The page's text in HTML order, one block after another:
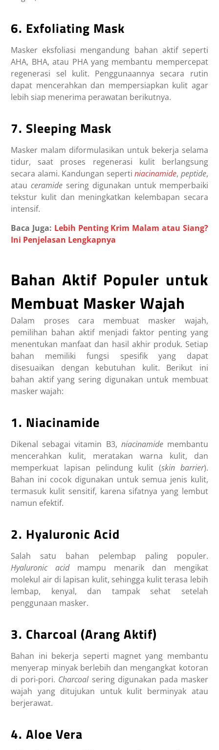
6. Exfoliating Mask
Masker eksfoliasi mengandung bahan aktif seperti
AHA, BHA, atau PHA yang membantu mempercepat
regenerasi sel kulit. Penggunaannya secara rutin
dapat mencerahkan dan mempersiapkan kulit agar
lebih siap menerima perawatan berikutnya.
7. Sleeping Mask
Masker malam diformulasikan untuk bekerja selama
tidur, saat proses regenerasi kulit berlangsung
secara alami. Kandungan sepertiniacinamide, peptide,
atauceramide sering digunakan untuk memperbaiki
tekstur kulit dan meningkatkan kelembapan secara
intensif.
Baca Juga: Lebih Penting Krim Malam atau Siang?
Ini Penjelasan Lengkapnya
Bahan Aktif Populer untuk
Membuat Masker Wajah
Dalam proses cara membuat masker wajah,
pemilihan bahan aktif menjadi faktor penting yang
menentukan manfaat dan hasil akhir produk. Setiap
bahan memiliki fungsi spesifik yang dapat
disesuaikan dengan kebutuhan kulit. Berikut ini
bahan aktif yang sering digunakan untuk membuat
masker wajah:
1. Niacinamide
Dikenal sebagai vitamin B3, niacinamidemembantu
mencerahkan kulit, meratakan warna kulit, dan
memperkuat lapisan pelindung kulit (skin barrier).
Bahan ini cocok digunakan untuk semua jenis kulit,
termasuk kulit sensitif, karena sifatnya yang lembut
namun efektif.
2. Hyaluronic Acid
Salah satu bahan pelembap paling populer.
Hyaluronic acid mampu menarik dan mengikat
molekul air di lapisan kulit, sehingga kulit terasa lebih
lembap, kenyal, dan tampak sehat setelah
penggunaan masker.
3. Charcoal (Arang Aktif)
Bahan ini bekerja seperti magnet yang membantu
menyerap minyak berlebih dan mengangkat kotoran
di pori-pori. Charcoal sering digunakan pada masker
wajah yang ditujukan untuk kulit berminyak atau
berjerawat.
4. Aloe Vera